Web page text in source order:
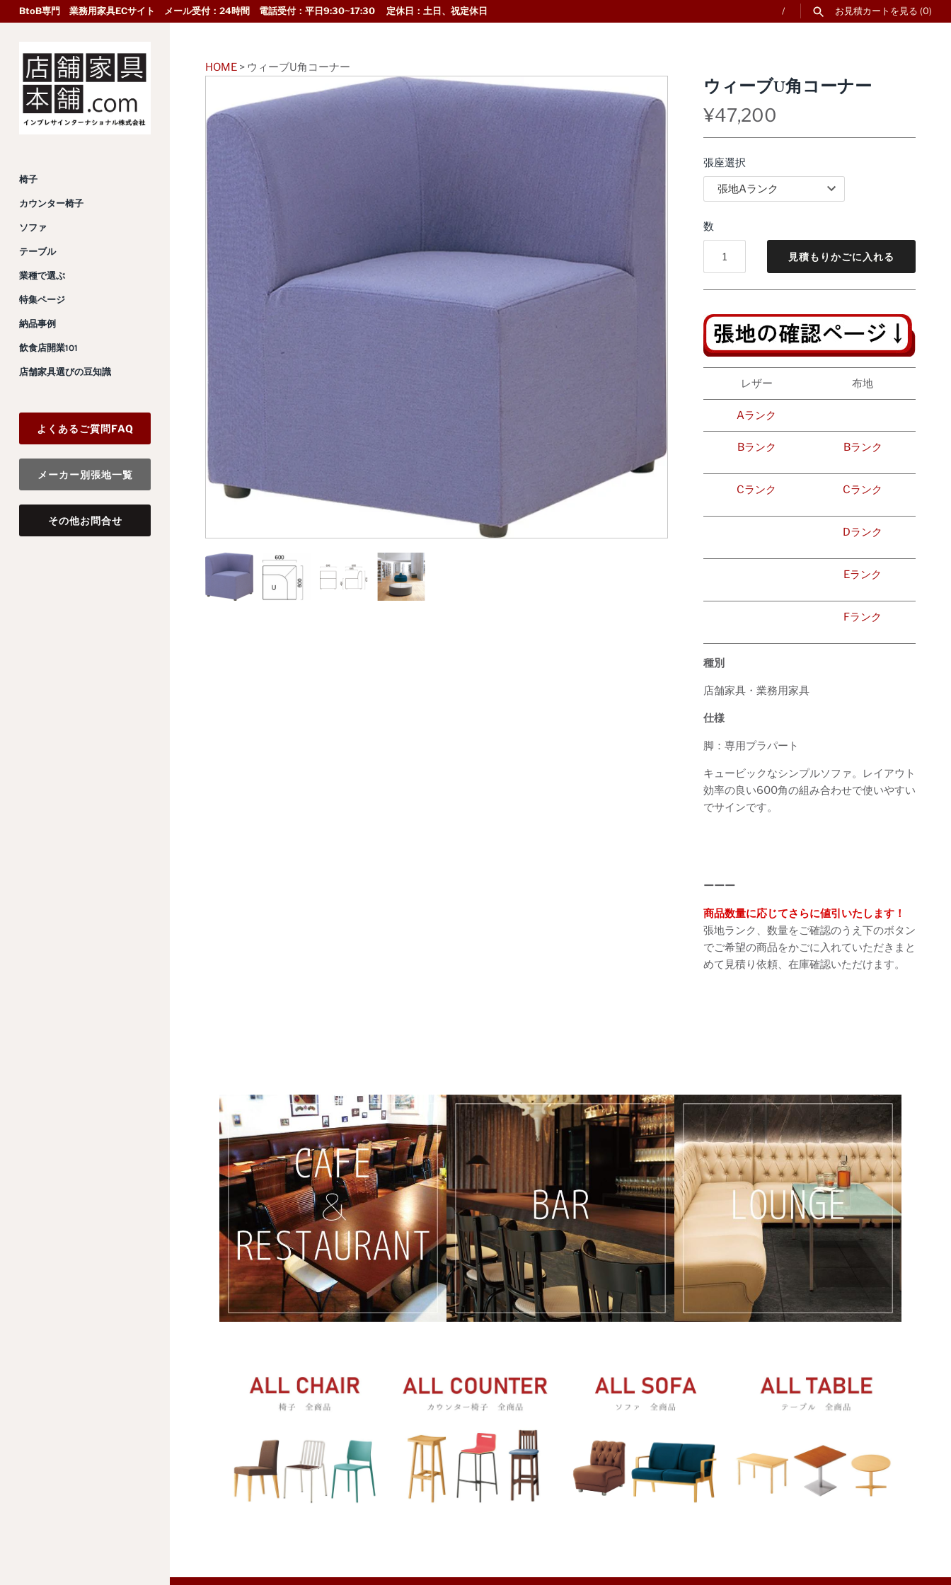
BtoB専門 業務用家具ECサイト メール受付：24時間 電話受付：平日9:30~17:30 定休日：土日、祝定休日 / お見積カートを見る (0)
椅子
カウンター椅子
ソファ
テーブル
業種で選ぶ
特集ページ
納品事例
飲食店開業101
店舗家具選びの豆知識
よくあるご質問FAQ
メーカー別張地一覧
その他お問合せ
HOME > ウィーブU角コーナー
ウィーブU角コーナー
¥47,200
張座選択
数
見積もりかごに入れる
レザー 布地
Aランク
Bランク Bランク
Cランク Cランク
Dランク
Eランク
Fランク
種別
店舗家具・業務用家具
仕様
脚：専用プラパート
キュービックなシンプルソファ。レイアウト
効率の良い600角の組み合わせで使いやすい
でサインです。
ーーー
商品数量に応じてさらに値引いたします！
張地ランク、数量をご確認のうえ下のボタン
でご希望の商品をかごに入れていただきまと
めて見積り依頼、在庫確認いただけます。